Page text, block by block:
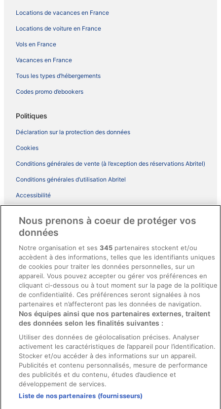
Locations de vacances en France
Locations de voiture en France
Vols en France
Vacances en France
Tous les types d’hébergements
Codes promo d’ebookers
Politiques
Déclaration sur la protection des données
Cookies
Conditions générales de vente (à l’exception des réservations Abritel)
Conditions générales d’utilisation Abritel
Accessibilité
Conditions générales du programme BONUS+ d’ebookers
Directives de contenu et signalement de contenus
Aide
Soutien
Annuler votre réservation d’hôtel ou de propriété de vacances
Échéances de remboursement
Utiliser un coupon ebookers
Nous prenons à coeur de protéger vos
données
Notre organisation et ses345 partenaires stockent et/ou
accèdent à des informations, telles que les identifiants uniques
de cookies pour traiter les données personnelles, sur un
appareil. Vous pouvez accepter ou gérer vos préférences en
cliquant ci-dessous ou à tout moment sur la page de la politique
de confidentialité. Ces préférences seront signalées à nos
partenaires et n’affecteront pas les données de navigation.
Nos équipes ainsi que nos partenaires externes, traitent
des données selon les finalités suivantes :
Utiliser des données de géolocalisation précises. Analyser
activement les caractéristiques de l’appareil pour l’identification.
Stocker et/ou accéder à des informations sur un appareil.
Publicités et contenu personnalisés, mesure de performance
des publicités et du contenu, études d’audience et
développement de services.
Liste de nos partenaires (fournisseurs)